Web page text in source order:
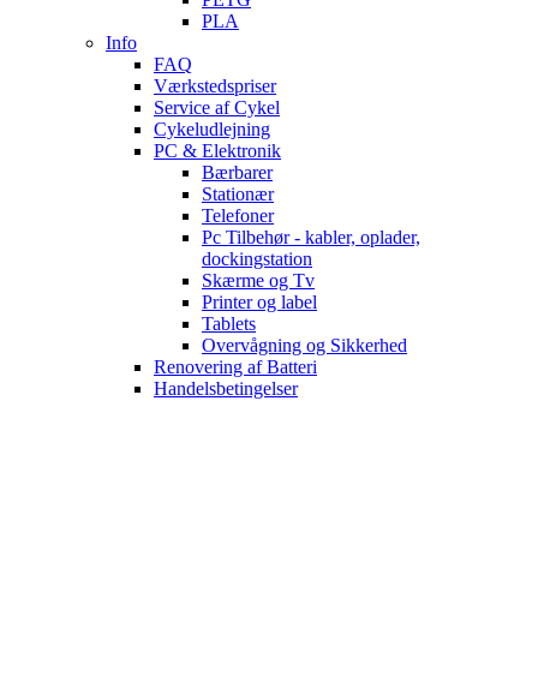
PLA
Info
FAQ
Værkstedspriser
Service af Cykel
Cykeludlejning
PC & Elektronik
Bærbarer
Stationær
Telefoner
Pc Tilbehør - kabler, oplader,
dockingstation
Skærme og Tv
Printer og label
Tablets
Overvågning og Sikkerhed
Renovering af Batteri
Handelsbetingelser